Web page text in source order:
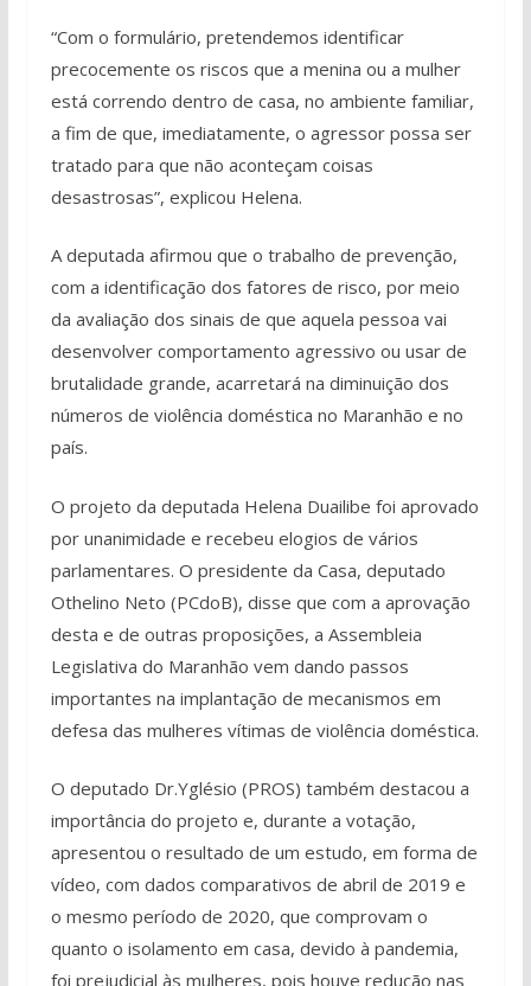
“Com o formulário, pretendemos identificar
precocemente os riscos que a menina ou a mulher
está correndo dentro de casa, no ambiente familiar,
a fim de que, imediatamente, o agressor possa ser
tratado para que não aconteçam coisas
desastrosas”, explicou Helena.
A deputada afirmou que o trabalho de prevenção,
com a identificação dos fatores de risco, por meio
da avaliação dos sinais de que aquela pessoa vai
desenvolver comportamento agressivo ou usar de
brutalidade grande, acarretará na diminuição dos
números de violência doméstica no Maranhão e no
país.
O projeto da deputada Helena Duailibe foi aprovado
por unanimidade e recebeu elogios de vários
parlamentares. O presidente da Casa, deputado
Othelino Neto (PCdoB), disse que com a aprovação
desta e de outras proposições, a Assembleia
Legislativa do Maranhão vem dando passos
importantes na implantação de mecanismos em
defesa das mulheres vítimas de violência doméstica.
O deputado Dr.Yglésio (PROS) também destacou a
importância do projeto e, durante a votação,
apresentou o resultado de um estudo, em forma de
vídeo, com dados comparativos de abril de 2019 e
o mesmo período de 2020, que comprovam o
quanto o isolamento em casa, devido à pandemia,
foi prejudicial às mulheres, pois houve redução nas